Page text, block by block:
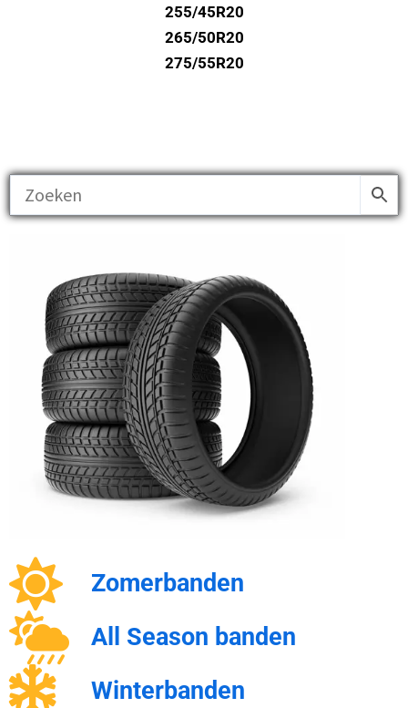
255/45R20
265/50R20
275/55R20
Zomerbanden
All Season banden
Winterbanden